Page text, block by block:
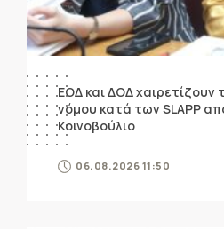
ΕΟΔ και ΔΟΔ χαιρετίζουν
νόμου κατά των SLAPP
Κοινοβούλιο
06.08.2026 11:50